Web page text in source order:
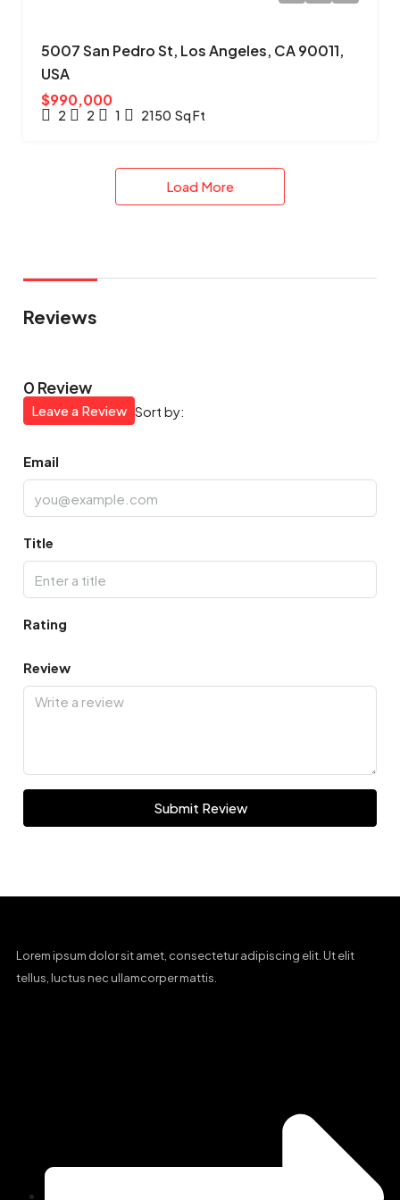
5007 San Pedro St, Los Angeles, CA 90011,
USA
$990,000
2 2 1 2150 Sq Ft
Load More
Reviews
0 Review
Sort by:
Leave a Review
Email
Title
Rating
Review
Submit Review
Lorem ipsum dolor sit amet, consectetur adipiscing elit. Ut elit
tellus, luctus nec ullamcorper mattis.